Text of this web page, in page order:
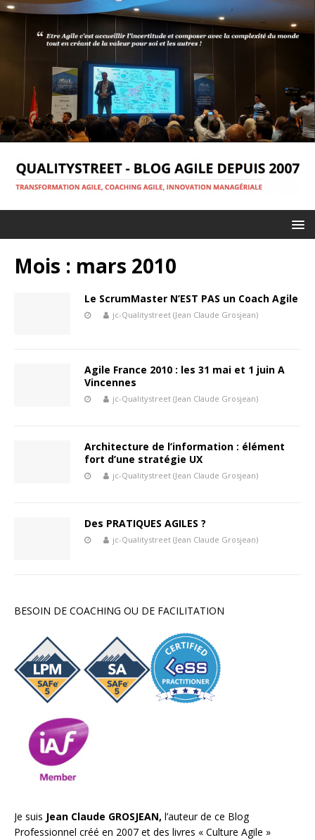
Mois : mars 2010
Le ScrumMaster N’EST PAS un Coach Agile
jc-Qualitystreet (Jean Claude Grosjean)
Agile France 2010 : les 31 mai et 1 juin A
Vincennes
jc-Qualitystreet (Jean Claude Grosjean)
Architecture de l’information : élément
fort d’une stratégie UX
jc-Qualitystreet (Jean Claude Grosjean)
Des PRATIQUES AGILES ?
jc-Qualitystreet (Jean Claude Grosjean)
BESOIN DE COACHING OU DE FACILITATION
Je suis Jean Claude GROSJEAN, l’auteur de ce Blog
Professionnel créé en 2007 et des livres « Culture Agile »